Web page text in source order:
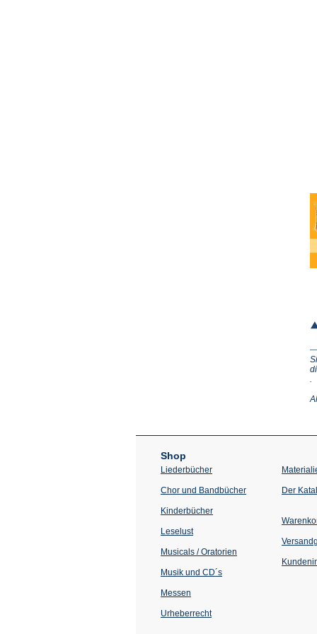
.
Shop
Liederbücher
Chor und Bandbücher
Kinderbücher
Leselust
Musicals / Oratorien
Musik und CD´s
Messen
Urheberrecht
Der